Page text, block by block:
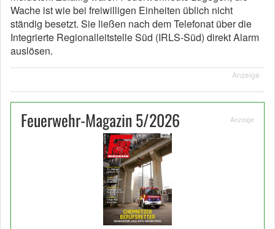
Wache ist wie bei freiwilligen Einheiten üblich nicht
ständig besetzt. Sie ließen nach dem Telefonat über die
Integrierte Regionalleitstelle Süd (IRLS-Süd) direkt Alarm
auslösen.
Anzeige
Feuerwehr-Magazin 5/2026 Anzeige